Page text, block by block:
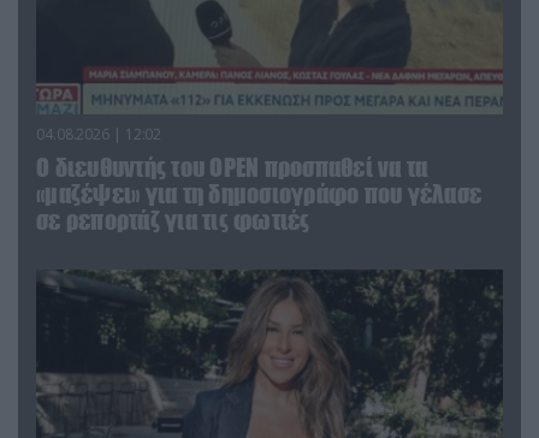
04.08.2026 | 12:02
O διευθυντής του OPEN προσπαθεί να τα
«μαζέψει» για τη δημοσιογράφο που γέλασε
σε ρεπορτάζ για τις φωτιές